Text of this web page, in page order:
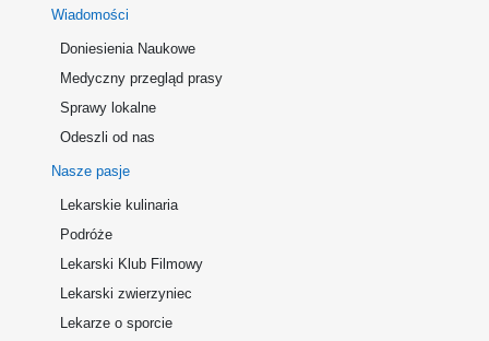
Wiadomości
Doniesienia Naukowe
Medyczny przegląd prasy
Sprawy lokalne
Odeszli od nas
Nasze pasje
Lekarskie kulinaria
Podróże
Lekarski Klub Filmowy
Lekarski zwierzyniec
Lekarze o sporcie